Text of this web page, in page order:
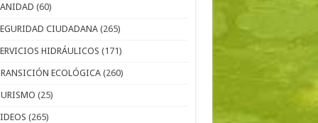
(60)
CIUDADANA (265)
HIDRÁULICOS (171)
ECOLÓGICA (260)
(25)
(265)